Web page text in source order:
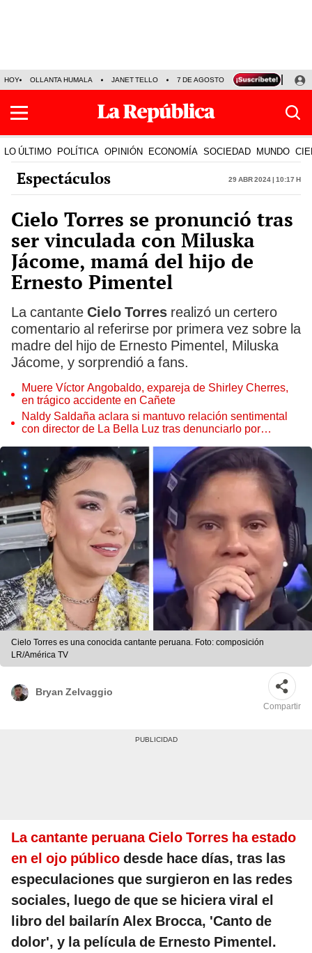
HOY OLLANTA HUMALA JANET TELLO 7 DE AGOSTO TINKA RESULTADOS
LO ÚLTIMO POLÍTICA OPINIÓN ECONOMÍA SOCIEDAD MUNDO
Espectáculos 29 Abr 2024 | 10:17 h
Cielo Torres se pronunció tras
ser vinculada con Miluska
Jácome, mamá del hijo de
Ernesto Pimentel
La cantante Cielo Torres realizó un certero
comentario al referirse por primera vez sobre la
madre del hijo de Ernesto Pimentel, Miluska
Jácome, y sorprendió a fans.
Muere Víctor Angobaldo, expareja de Shirley Cherres,
en trágico accidente en Cañete
Naldy Saldaña aclara si mantuvo relación sentimental
con director de La Bella Luz tras denunciarlo por
Cielo Torres es una conocida cantante peruana. Foto: composición
LR/América TV
Bryan Zelvaggio
Compartir
La cantante peruana Cielo Torres ha estado
en el ojo público desde hace días, tras las
especulaciones que surgieron en las redes
sociales, luego de que se hiciera viral el
libro del bailarín Alex Brocca, 'Canto de
dolor', y la película de Ernesto Pimentel.